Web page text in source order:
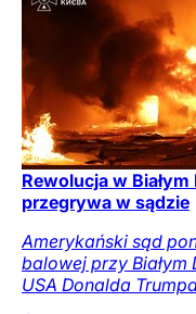
Rewolucja w
przegrywa w sądzie
Amerykański sąd
balowej przy
USA Donalda